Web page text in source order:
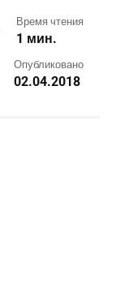
Время чтения
1 мин.
Опубликовано
02.04.2018